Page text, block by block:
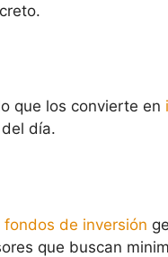
que los convierte en
día.
fondos de inversión
que buscan